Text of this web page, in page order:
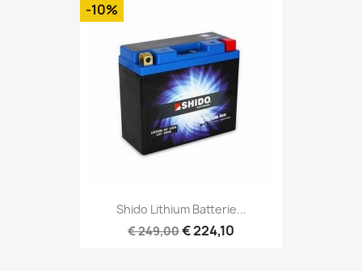
Shido Lithium Batterie...
€ 249,00€ 224,10
-10%